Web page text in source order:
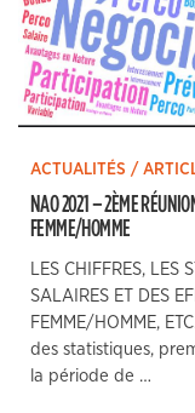
ACTUALITÉS /
NAO 2021 – 2ÈME
FEMME/HOMME
LES CHIFFRES, LES
SALAIRES ET DES
FEMME/HOMME,
des statistiques,
la période de …